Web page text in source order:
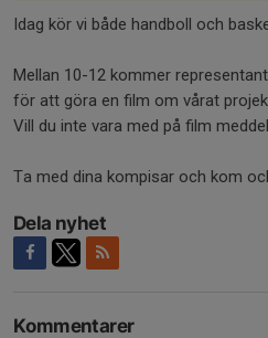
Idag kör vi både handboll och
Mellan 10-12 kommer
för att göra en film om vårat
Vill du inte vara med på film
Ta med dina kompisar och kom
Dela nyhet
Kommentarer